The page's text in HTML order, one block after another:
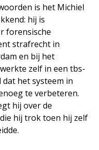
is het Michiel
hij is
forensische
strafrecht in
en bij het
zelf in een tbs-
het systeem in
te verbeteren.
hij over de
hij trok toen hij zelf